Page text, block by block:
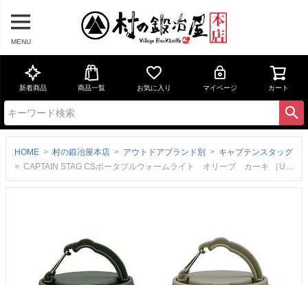
MENU
新着商品 商品一覧 お気に入り マイページ カート
HOME 村の鍛冶屋本店 アウトドアブランド別
キャプテンスタッグ
CAPTAIN STAG CSポータブルウォームライト オリーブ カーキ ［UK-4068-4069］キャプテンスタッグテントをやさしく照らす吊り下げ式ライト【頑張って送料無料！】